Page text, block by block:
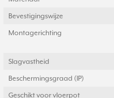
Bevestigingswijze
Montagerichting
Slagvastheid
Beschermingsgraad (IP)
Geschikt voor vloerpot